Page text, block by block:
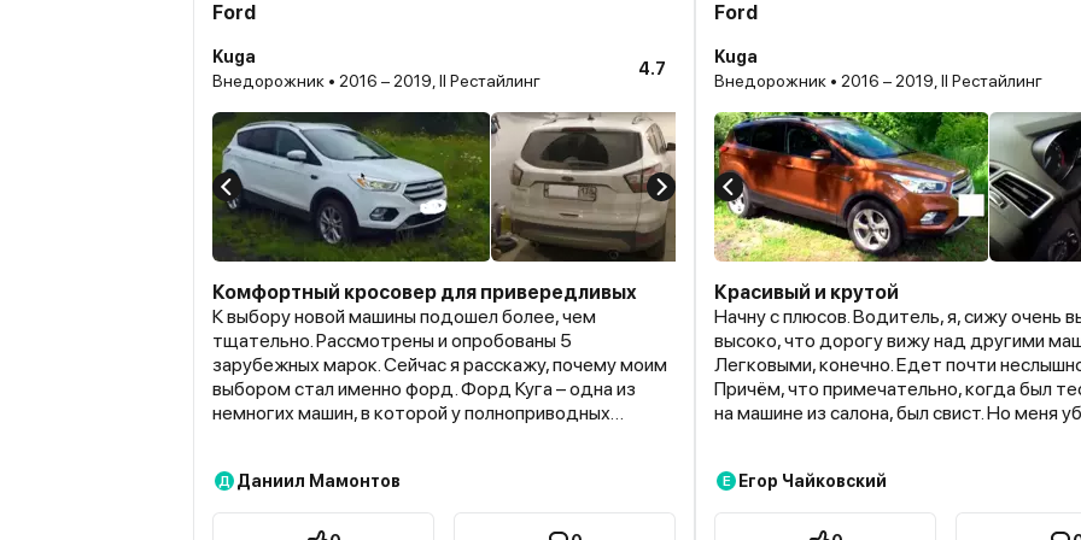
Ford
Kuga
Внедорожник • 2016 – 2019, II Рестайлинг
4.7
Комфортный кросовер для привередливых
К выбору новой машины подошел более, чем
тщательно. Рассмотрены и опробованы 5
зарубежных марок. Сейчас я расскажу, почему моим
выбором стал именно форд. Форд Куга – одна из
немногих машин, в которой у полноприводных
технологий. Так я брал на тест-драйв версию
Платинум, оснащенную мотором в 1.5 л (Да! Это не
опечатка), но класса EcoBoost. И он прекрасно
Д Даниил Мамонтов
Ford
Kuga
Внедорожник • 2016 – 2019, II Рестайлинг
Красивый и крутой
Начну с плюсов. Водитель, я, сижу очень
высоко, что дорогу вижу над другими
Легковыми, конечно. Едет почти
Причём, что примечательно, когда был
на машине из салона, был свист. Но меня
среднего. 140 идёт запросто на оборотах
Скорость не чувствуется, езда
чувствуешь себя спокойно, есть
Е Егор Чайковский